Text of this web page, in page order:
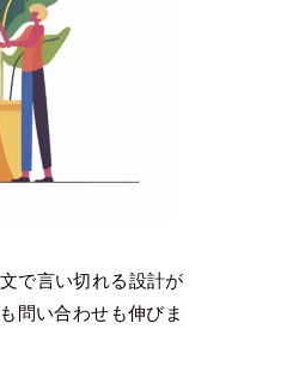
で言い切れる設計が
問い合わせも伸びま